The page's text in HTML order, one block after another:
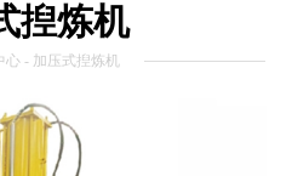
揑炼机
心 - 加压式揑炼机